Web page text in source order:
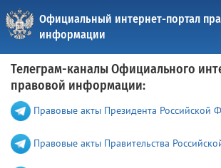
Официальный интернет-портал
информации
Телеграм-каналы Официального
правовой информации:
Правовые акты Президента Российской
Правовые акты Правительства